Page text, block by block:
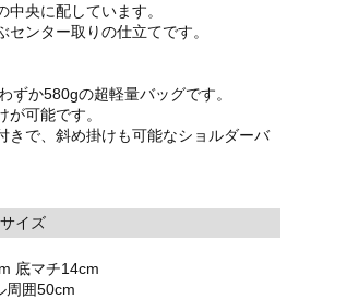
央に配しています。
ンター取りの仕立てです。
ずか580gの超軽量バッグです。
可能です。
きで、斜め掛けも可能なショルダーバ
サイズ
底マチ14cm
周囲50cm